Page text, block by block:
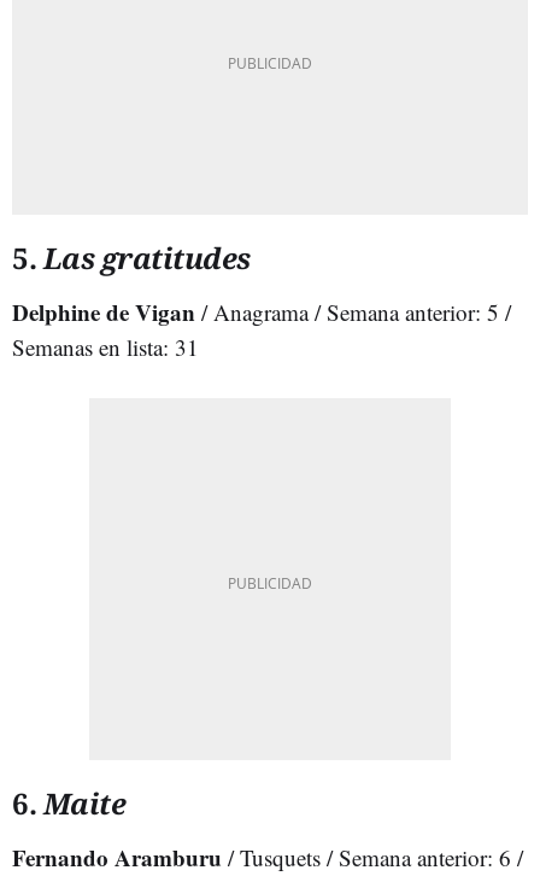
5.Las gratitudes
Delphine de Vigan / Anagrama / Semana anterior: 5 /
Semanas en lista: 31
6.Maite
Fernando Aramburu / Tusquets / Semana anterior: 6 /